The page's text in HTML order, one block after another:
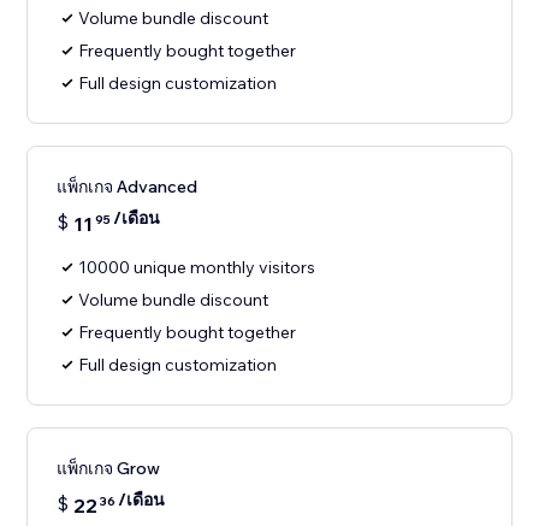
Volume bundle discount
Frequently bought together
Full design customization
แพ็กเกจ Advanced
$ 11 95/เดือน
10000 unique monthly visitors
Volume bundle discount
Frequently bought together
Full design customization
แพ็กเกจ Grow
$ 22 36 /เดือน